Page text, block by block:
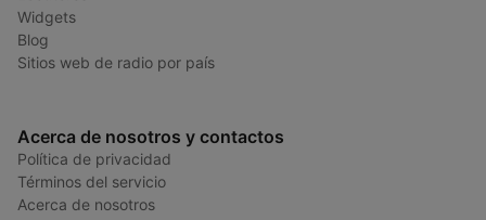
Widgets
Blog
Sitios web de radio por país
Acerca de nosotros y contactos
Política de privacidad
Términos del servicio
Acerca de nosotros